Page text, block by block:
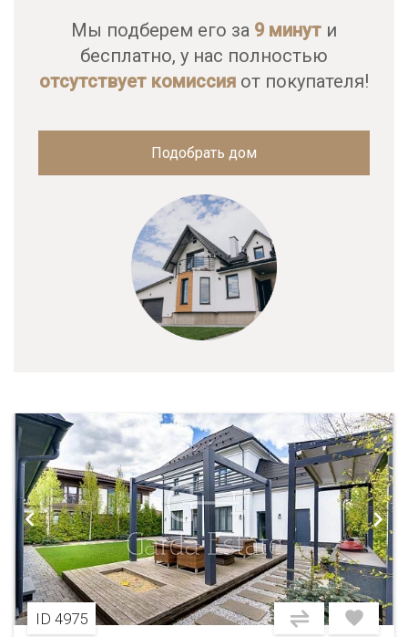
Мы подберем его за 9 минут и
бесплатно, у нас полностью
отсутствует комиссия от покупателя!
Подобрать дом
ID 4975